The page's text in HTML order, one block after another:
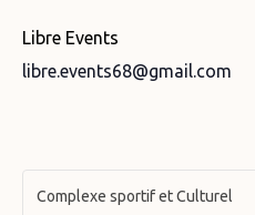
Libre Events
libre.events68@gmail.com
Complexe sportif et Culturel